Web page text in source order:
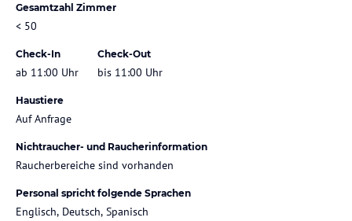
Gesamtzahl Zimmer
< 50
Check-In
ab 11:00 Uhr
Check-Out
bis 11:00 Uhr
Haustiere
Auf Anfrage
Nichtraucher- und Raucherinformation
Raucherbereiche sind vorhanden
Personal spricht folgende Sprachen
Englisch, Deutsch, Spanisch